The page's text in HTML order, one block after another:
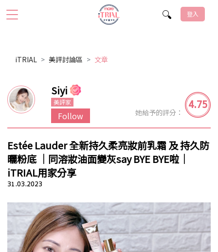
登入
iTRIAL 美評討論區 文章
Siyi
美評家
Follow 她給予的評分： 4.75
Estée Lauder 全新持久柔亮妝前乳霜 及 持久防
曬粉底 ｜同溶妝油面變灰say BYE BYE啦｜
iTRIAL用家分享
31.03.2023